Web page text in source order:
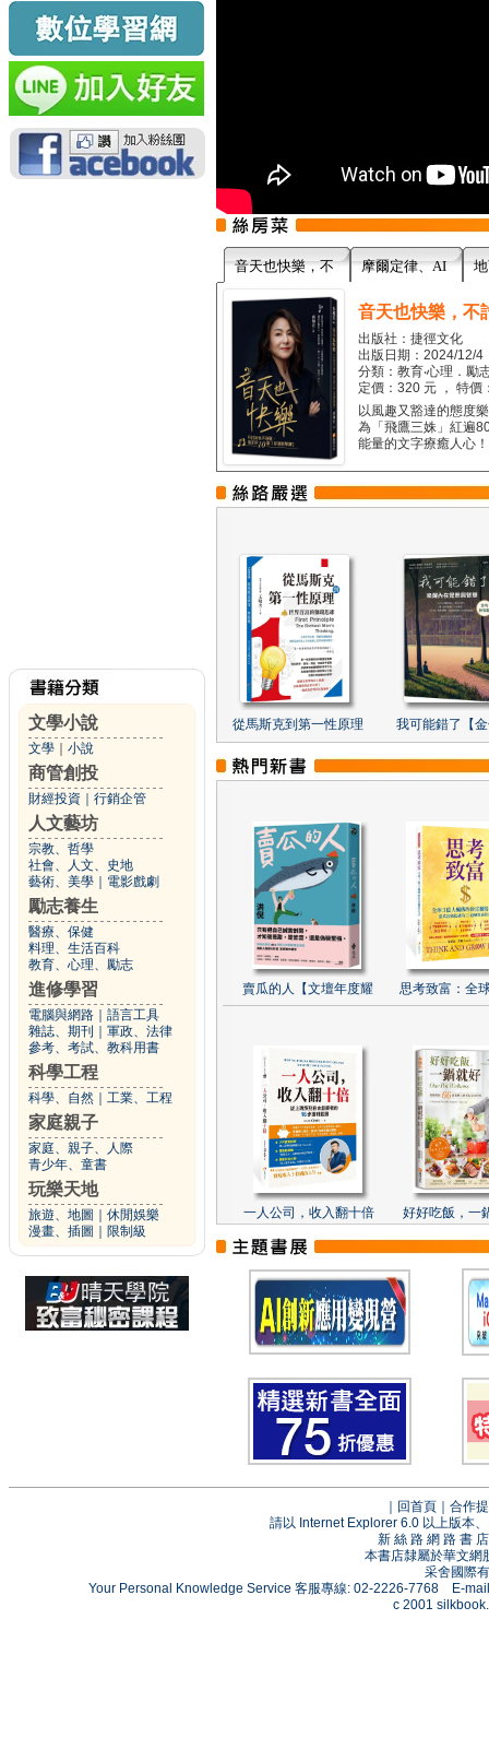
文學小說
文學 小說
商管創投
財經投資 行銷企管
人文藝坊
宗教、哲學
社會、人文、史地
藝術、美學
電影戲劇
勵志養生
醫療、保健
料理、生活百科
教育、心理、勵志
進修學習
電腦與網路
語言工具
雜誌、期刊
軍政、法律
參考、考試、教科用書
科學工程
科學、自然 工業、工程
家庭親子
家庭、親子、人際
青少年、童書
玩樂天地
旅遊、地圖
休閒娛樂
漫畫、插圖
限制級
音天也快樂，不 摩爾定律、AI
音天也快樂，不
出版社：捷徑文化
出版日期：2024/12/4
分類：教育‧心理．勵
定價：320 元 ， 特價
以風趣又豁達的態度
為「飛鷹三姝」紅遍
能量的文字療癒人心
從馬斯克到第一性原理 我可能錯了【
賣瓜的人【文壇年度耀 思考致富：全
一人公司，收入翻十倍 好好吃飯，一
回首頁
合作
請以 Internet Explorer 6.0 以上版本
新 絲 路 網 路 書
本書店隸屬於華文網
采舍國際
Your Personal Knowledge Service 客服專線: 02-2226-7768 E-
c 2001